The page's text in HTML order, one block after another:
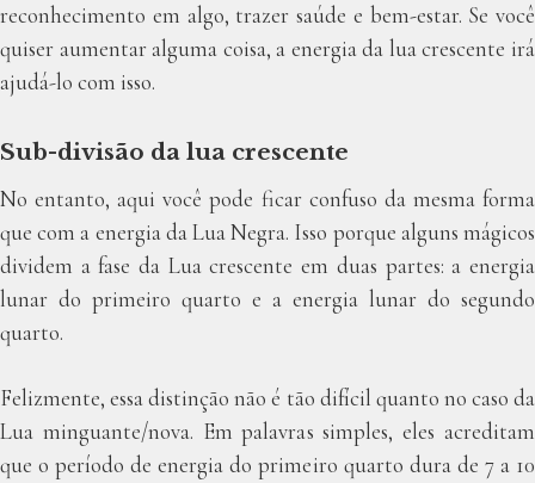
reconhecimento em algo, trazer saúde e bem-estar. Se você
quiser aumentar alguma coisa, a energia da lua crescente irá
ajudá-lo com isso.
Sub-divisão da lua crescente
No entanto, aqui você pode ficar confuso da mesma forma
que com a energia da Lua Negra. Isso porque alguns mágicos
dividem a fase da Lua crescente em duas partes: a energia
lunar do primeiro quarto e a energia lunar do segundo
quarto.
Felizmente, essa distinção não é tão difícil quanto no caso da
Lua minguante/nova. Em palavras simples, eles acreditam
que o período de energia do primeiro quarto dura de 7 a 10